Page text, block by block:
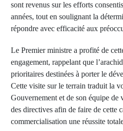
sont revenus sur les efforts
années, tout en soulignant la
répondre avec efficacité aux
Le Premier ministre a profité de
engagement, rappelant que
prioritaires destinées à porter le
Cette visite sur le terrain traduit la
Gouvernement et de son équipe de
des directives afin de faire de cette
commercialisation une réussite